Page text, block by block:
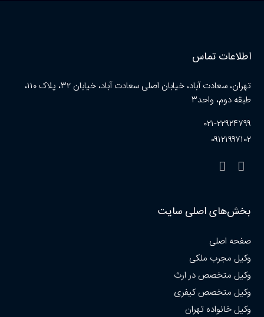
اطلاعات تماس
تهران، سعادت آباد، خیابان اصلی سعادت آباد، خیابان ۳۲، پلاک ۱۱۰،
طبقه دوم، واحد۳
۰۲۱-۲۲۹۲۴۷۹۹
۰۹۱۲۱۹۹۷۱۰۲
بخش‌های اصلی سایت
صفحه اصلی
وکیل مجرب ملکی
وکیل متخصص در ارث
وکیل متخصص کیفری
وکیل خانواده تهران